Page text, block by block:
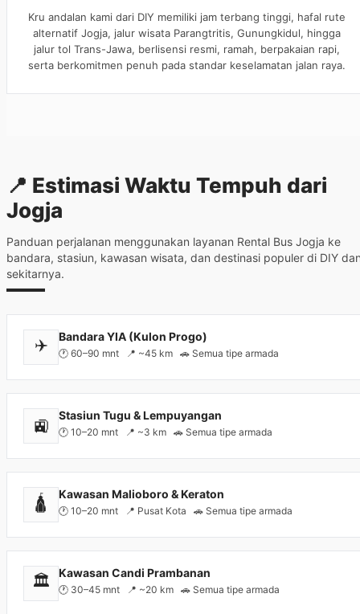
Kru andalan kami dari DIY memiliki jam terbang tinggi, hafal rute
alternatif Jogja, jalur wisata Parangtritis, Gunungkidul, hingga
jalur tol Trans-Jawa, berlisensi resmi, ramah, berpakaian rapi,
serta berkomitmen penuh pada standar keselamatan jalan raya.
📍 Estimasi Waktu Tempuh dari
Jogja
Panduan perjalanan menggunakan layanan Rental Bus Jogja ke
bandara, stasiun, kawasan wisata, dan destinasi populer di DIY
sekitarnya.
✈️ Bandara YIA (Kulon Progo)
🕐 60–90 mnt 📍 ~45 km 🚗 Semua tipe armada
🚉
Stasiun Tugu & Lempuyangan
🕐 10–20 mnt 📍 ~3 km 🚗 Semua tipe armada
🛕 Kawasan Malioboro & Keraton
🕐 10–20 mnt 📍 Pusat Kota 🚗 Semua tipe armada
🏛️ Kawasan Candi Prambanan
🕐 30–45 mnt 📍 ~20 km 🚗 Semua tipe armada